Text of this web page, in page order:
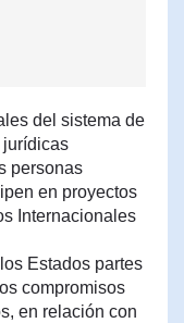
del sistema de
jurídicas
personas
en proyectos
Internacionales
Estados partes
compromisos
en relación con